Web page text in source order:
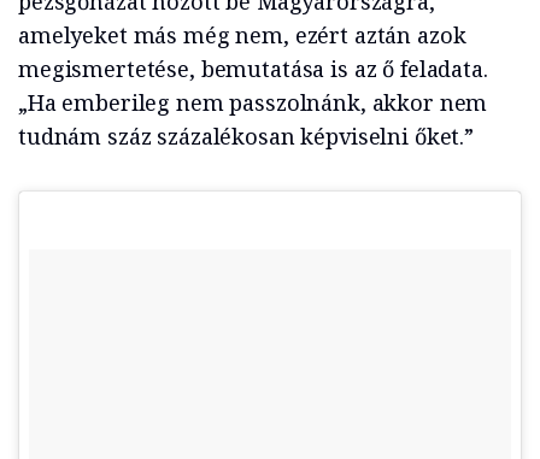
amelyeket más még nem, ezért aztán azok
megismertetése, bemutatása is az ő feladata.
„Ha emberileg nem passzolnánk, akkor nem
tudnám száz százalékosan képviselni őket.”